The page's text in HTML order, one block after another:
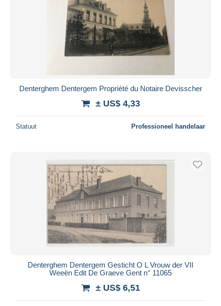
Denterghem Dentergem Propriété du Notaire Devisscher
± US$ 4,33
Statuut Professioneel handelaar
Denterghem Dentergem Gesticht O L Vrouw der VII
Weeën Edit De Graeve Gent n° 11065
± US$ 6,51